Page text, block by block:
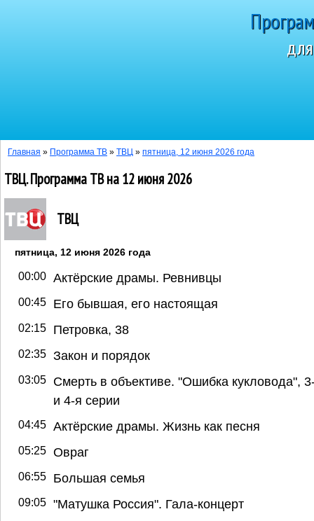
Главная » Программа ТВ » ТВЦ » пятница, 12 июня 2026 года
ТВЦ. Программа ТВ на 12 июня 2026
ТВЦ
пятница, 12 июня 2026 года
00:00 Актёрские драмы. Ревнивцы
00:45 Его бывшая, его настоящая
02:15 Петровка, 38
02:35 Закон и порядок
03:05
Смерть в объективе. "Ошибка кукловода",
и 4-я серии
04:45 Актёрские драмы. Жизнь как песня
05:25 Овраг
06:55 Большая семья
09:05 "Матушка Россия". Гала-концерт